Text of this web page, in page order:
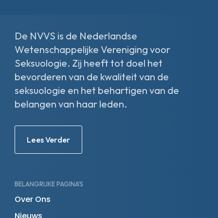
De NVVS is de Nederlandse
Wetenschappelijke Vereniging voor
Seksuologie. Zij heeft tot doel het
bevorderen van de kwaliteit van de
seksuologie en het behartigen van de
belangen van haar leden.
Lees Verder
BELANGRIJKE PAGINA'S
Over Ons
Nieuws